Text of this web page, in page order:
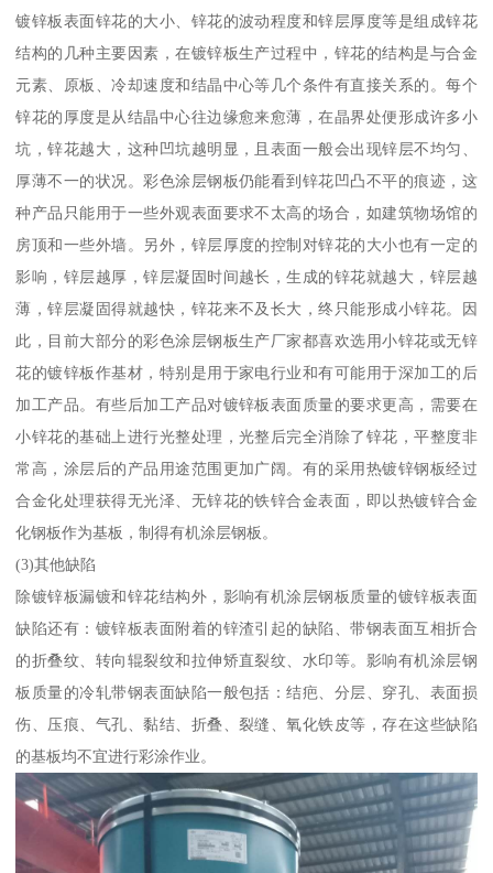
镀锌板表面锌花的大小、锌花的波动程度和锌层厚度等是组成锌花
结构的几种主要因素，在镀锌板生产过程中，锌花的结构是与合金
元素、原板、冷却速度和结晶中心等几个条件有直接关系的。每个
锌花的厚度是从结晶中心往边缘愈来愈薄，在晶界处便形成许多小
坑，锌花越大，这种凹坑越明显，且表面一般会出现锌层不均匀、
厚薄不一的状况。彩色涂层钢板仍能看到锌花凹凸不平的痕迹，这
种产品只能用于一些外观表面要求不太高的场合，如建筑物场馆的
房顶和一些外墙。另外，锌层厚度的控制对锌花的大小也有一定的
影响，锌层越厚，锌层凝固时间越长，生成的锌花就越大，锌层越
薄，锌层凝固得就越快，锌花来不及长大，终只能形成小锌花。因
此，目前大部分的彩色涂层钢板生产厂家都喜欢选用小锌花或无锌
花的镀锌板作基材，特别是用于家电行业和有可能用于深加工的后
加工产品。有些后加工产品对镀锌板表面质量的要求更高，需要在
小锌花的基础上进行光整处理，光整后完全消除了锌花，平整度非
常高，涂层后的产品用途范围更加广阔。有的采用热镀锌钢板经过
合金化处理获得无光泽、无锌花的铁锌合金表面，即以热镀锌合金
化钢板作为基板，制得有机涂层钢板。
(3)其他缺陷
除镀锌板漏镀和锌花结构外，影响有机涂层钢板质量的镀锌板表面
缺陷还有：镀锌板表面附着的锌渣引起的缺陷、带钢表面互相折合
的折叠纹、转向辊裂纹和拉伸矫直裂纹、水印等。影响有机涂层钢
板质量的冷轧带钢表面缺陷一般包括：结疤、分层、穿孔、表面损
伤、压痕、气孔、黏结、折叠、裂缝、氧化铁皮等，存在这些缺陷
的基板均不宜进行彩涂作业。